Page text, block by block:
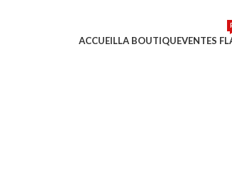
ACCUEILLA BOUTIQUEVENTES